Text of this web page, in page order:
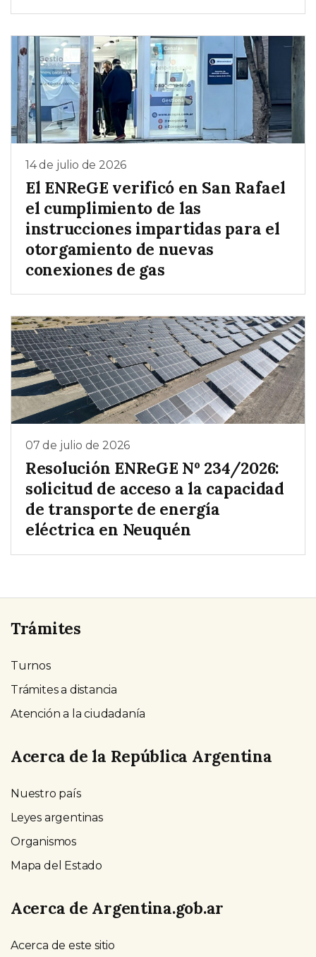
14 de julio de 2026
El ENReGE verificó en San Rafael
el cumplimiento de las
instrucciones impartidas para el
otorgamiento de nuevas
conexiones de gas
07 de julio de 2026
Resolución ENReGE Nº 234/2026:
solicitud de acceso a la capacidad
de transporte de energía
eléctrica en Neuquén
Trámites
Turnos
Trámites a distancia
Atención a la ciudadanía
Acerca de la República Argentina
Nuestro país
Leyes argentinas
Organismos
Mapa del Estado
Acerca de Argentina.gob.ar
Acerca de este sitio